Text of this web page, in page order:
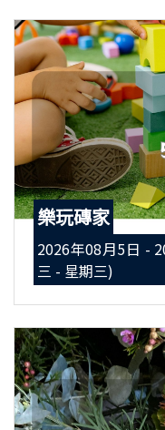
樂玩磚家
2026年08月5日 -
三 - 星期三)